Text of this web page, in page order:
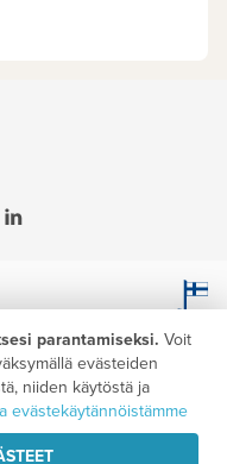
parantamiseksi. Voit
evästeiden
niiden käytöstä ja
evästekäytännöistämme